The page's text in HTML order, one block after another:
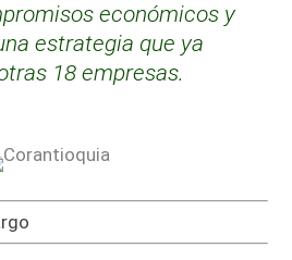
económicos y
estrategia que ya
18 empresas.